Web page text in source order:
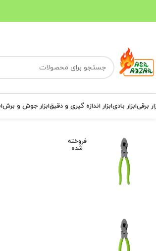
برقیابزار بادیابزار اندازه گیری و دقیقابزار جوش و برش
فروخته
شده